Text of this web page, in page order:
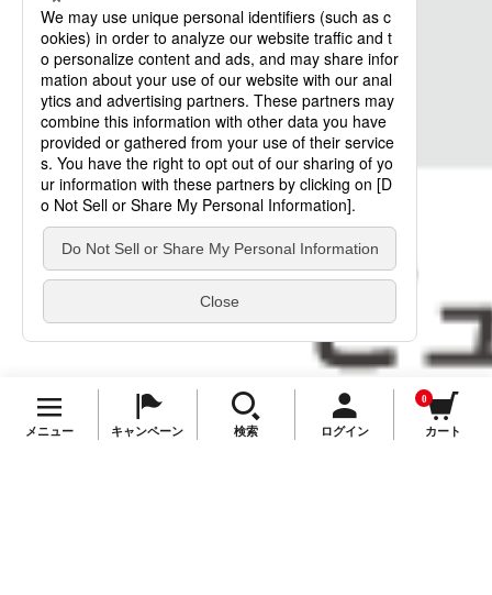
メニュー キャンペーン 検索 ログイン
0
カート
プライバ
シーポリシーはこちら。